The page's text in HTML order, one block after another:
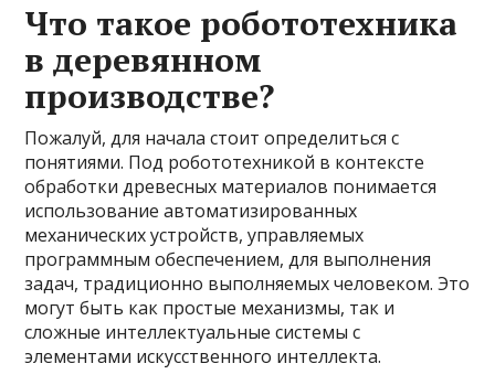
Что такое робототехника
в деревянном
производстве?
Пожалуй, для начала стоит определиться с
понятиями. Под робототехникой в контексте
обработки древесных материалов понимается
использование автоматизированных
механических устройств, управляемых
программным обеспечением, для выполнения
задач, традиционно выполняемых человеком. Это
могут быть как простые механизмы, так и
сложные интеллектуальные системы с
элементами искусственного интеллекта.